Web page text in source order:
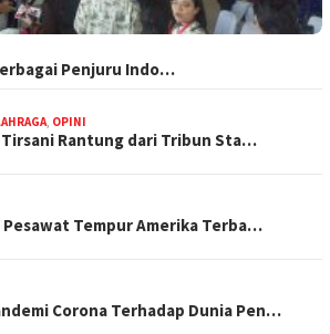
Penjuru Indo…
, OPINI
Rantung dari Tribun Sta…
Pesawat Tempur Amerika Terba…
Corona Terhadap Dunia Pen…